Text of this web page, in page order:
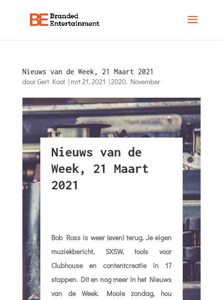
Nieuws van de Week, 21 Maart 2021
doorGert Koot| mrt 21, 2021 |2020, November
Nieuws van de
Week, 21 Maart
2021
Bob Ross is weer (even) terug. Je eigen
muziekbericht, SXSW, tools voor
Clubhouse en contentcreatie in 17
stappen. Dit en nog meer in het Nieuws
van de Week. Mooie zondag, hou